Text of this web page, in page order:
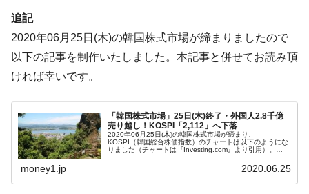
『Money1』
は韓国で『BYD』車は売れている。6カ月で対前年同期比
1.9倍！
『Money1』
く空港に詰めかけ「出て行け！」「極右勢力」のプラカー
ドを掲げる「在韓反米勢力」
『Money1』
韓国政府「2035年までに18.4GW規模のAIデ
ータセンター整備」⇒ だから無理だってば。
『Money1』
JPモルガン「韓国レバレッジETFの清算は
ほぼ終わった」
追記
2020年06月25日(木)の韓国株式市場が締まりましたので
以下の記事を制作いたしました。本記事と併せてお読み頂
ければ幸いです。
「韓国株式市場」25日(木)終了・外国人2.8千億
売り越し！KOSPI「2,112」へ下落
2020年06月25日(木)の韓国株式市場が締まり、
KOSPI（韓国総合株価指数）のチャートは以下のようにな
りました（チャートは『Investing.com』より引用）。
money1.jp 2020.06.25